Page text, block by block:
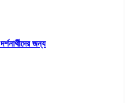
জন্য